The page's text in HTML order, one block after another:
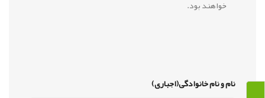
خواهند بود.
نام و نام خانوادگی(اجباری)